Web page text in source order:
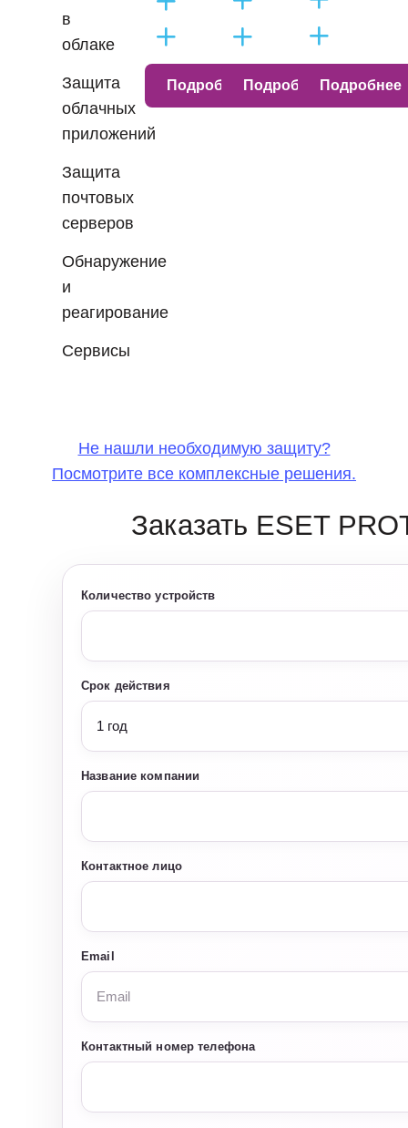
в
облаке
Защита
облачных
приложений
Защита
почтовых
серверов
Обнаружение
и
реагирование
Сервисы
ПодробнееПодробнееПодробнее
Не нашли необходимую защиту?
Посмотрите все комплексные решения.
Заказать ESET
Количество устройств
Срок действия
Название компании
Контактное лицо
Email
Контактный номер телефона